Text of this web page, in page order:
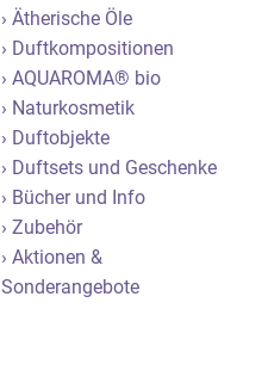
› Ätherische Öle
› Duftkompositionen
› AQUAROMA® bio
› Naturkosmetik
› Duftobjekte
› Duftsets und Geschenke
› Bücher und Info
› Zubehör
› Aktionen &
Sonderangebote